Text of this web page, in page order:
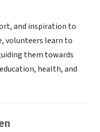
and inspiration to
volunteers learn to
them towards
health, and